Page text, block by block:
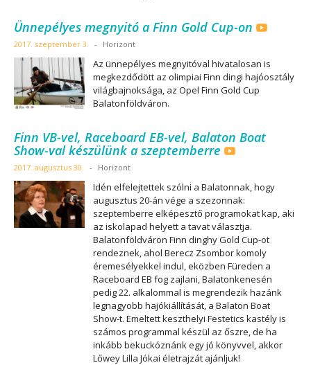
Ünnepélyes megnyitó a Finn Gold Cup-on
2017. szeptember 3. - Horizont
Az ünnepélyes megnyitóval hivatalosan is
megkezdődött az olimpiai Finn dingi hajóosztály
világbajnoksága, az Opel Finn Gold Cup
Balatonföldváron.
Finn VB-vel, Raceboard EB-vel, Balaton Boat
Show-val készülünk a szeptemberre
2017. augusztus 30. - Horizont
Idén elfelejtettek szólni a Balatonnak, hogy
augusztus 20-án vége a szezonnak:
szeptemberre elképesztő programokat kap, aki
az iskolapad helyett a tavat választja.
Balatonföldváron Finn dinghy Gold Cup-ot
rendeznek, ahol Berecz Zsombor komoly
éremesélyekkel indul, eközben Füreden a
Raceboard EB fog zajlani, Balatonkenesén
pedig 22. alkalommal is megrendezik hazánk
legnagyobb hajókiállítását, a Balaton Boat
Show-t. Emeltett keszthelyi Festetics kastély is
számos programmal készül az őszre, de ha
inkább bekuckóznánk egy jó könyvvel, akkor
Lőwey Lilla Jókai életrajzát ajánljuk!